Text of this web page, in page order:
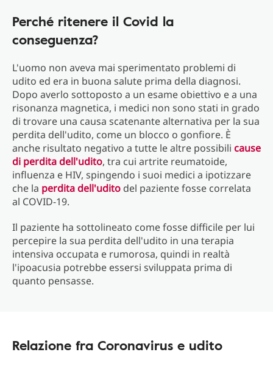
Perché ritenere il Covid la
conseguenza?
L'uomo non aveva mai sperimentato problemi di
udito ed era in buona salute prima della diagnosi.
Dopo averlo sottoposto a un esame obiettivo e a una
risonanza magnetica, i medici non sono stati in grado
di trovare una causa scatenante alternativa per la sua
perdita dell'udito, come un blocco o gonfiore. È
anche risultato negativo a tutte le altre possibili cause
di perdita dell'udito, tra cui artrite reumatoide,
influenza e HIV, spingendo i suoi medici a ipotizzare
che la perdita dell'udito del paziente fosse correlata
al COVID-19.
Il paziente ha sottolineato come fosse difficile per lui
percepire la sua perdita dell'udito in una terapia
intensiva occupata e rumorosa, quindi in realtà
l'ipoacusia potrebbe essersi sviluppata prima di
quanto pensasse.
Relazione fra Coronavirus e udito